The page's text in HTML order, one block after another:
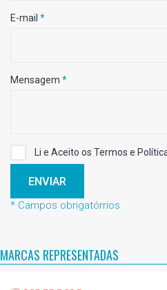
E-mail *
Mensagem *
Li e Aceito os Termos e
ENVIAR
* Campos obrigatórrios
MARCAS REPRESENTADAS